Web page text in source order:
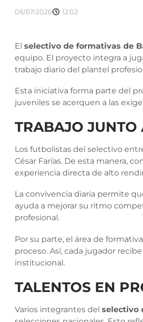
08/07/2026 12:02
El selectivo de formativas de
equipo. El proyecto integra a
trabajo diario del plantel
Esta iniciativa forma parte del
juveniles se acerquen a las
TRABAJO
Los futbolistas del selectivo
César Farías. De esta manera,
experiencia directa de alto
La convivencia diaria permite
ayuda a mejorar su ritmo
profesional.
Por su parte, el área de
proceso. Así, cada jugador
institucional.
TALENTOS EN
Varios integrantes del selectivo